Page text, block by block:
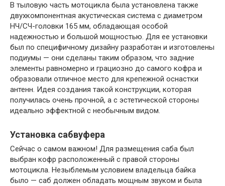
В тыловую часть мотоцикла была установлена также
двухкомпонентная акустическая система с диаметром
НЧ/СЧ-головки 165 мм, обладающая особой
надежностью и большой мощностью. Для ее установки
был по специфичному дизайну разработан и изготовлены
подиумы — они сделаны таким образом, что задние
элементы равномерно и грациозно до самого кофра и
образовали отличное место для крепежной оснастки
антенн. Идея создания такой конструкции, которая
получилась очень прочной, а с эстетической стороны
идеально эффектной с необычным видом.
Установка сабвуфера
Сейчас о самом важном! Для размещения саба был
выбран кофр расположенный с правой стороны
мотоцикла. Незыблемым условием владельца байка
было — саб должен обладать мощным звуком и была